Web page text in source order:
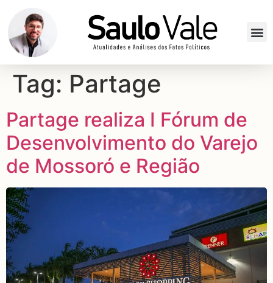
Tag: Partage
Partage realiza I Fórum de
Desenvolvimento do Varejo
de Mossoró e Região